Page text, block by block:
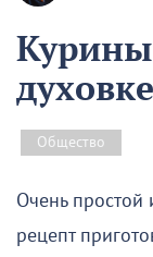
духовке
Общество
Очень
рецепт